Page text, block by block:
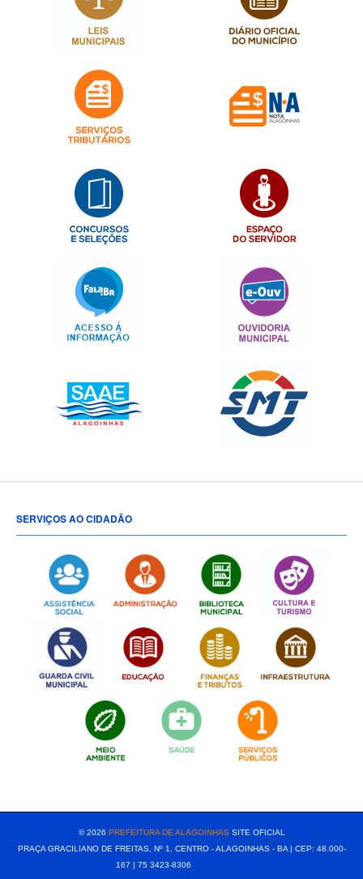
SERVIÇOS AO CIDADÃO
© 2026 PREFEITURA DE ALAGOINHASSITE OFICIAL
PRAÇA GRACILIANO DE FREITAS, Nº 1, CENTRO - ALAGOINHAS - BA | CEP: 48.000-
167 | 75 3423-8306⠀⠀⠀⠀⠀⠀⠀⠀⠀⠀